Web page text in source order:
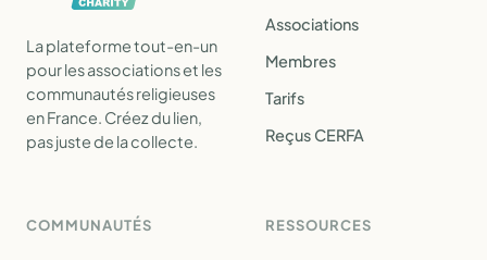
La plateforme tout-en-un
pour les associations et les
communautés religieuses
en France. Créez du lien,
pas juste de la collecte.
Associations
Membres
Tarifs
Reçus CERFA
COMMUNAUTÉS RESSOURCES